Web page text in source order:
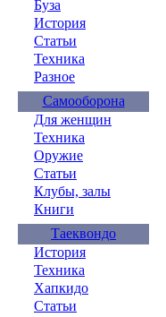
Буза
История
Статьи
Техника
Разное
Самооборона
Для женщин
Техника
Оружие
Статьи
Клубы, залы
Книги
Таеквондо
История
Техника
Хапкидо
Статьи